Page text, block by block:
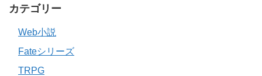
カテゴリー
Web小説
Fateシリーズ
TRPG